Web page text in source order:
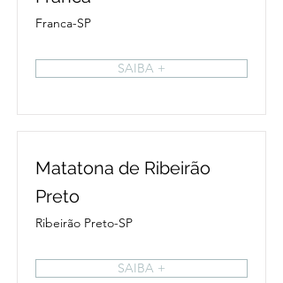
Franca-SP
SAIBA +
Matatona de Ribeirão
Preto
Ribeirão Preto-SP
SAIBA +